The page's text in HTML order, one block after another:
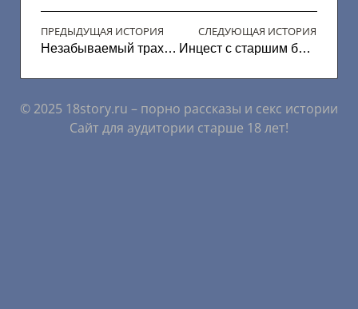
ПРЕДЫДУЩАЯ ИСТОРИЯ
Незабываемый трах в подсобке
СЛЕДУЮЩАЯ ИСТОРИЯ
Инцест с старшим братом (Часть 2)
© 2025 18story.ru – порно рассказы и секс истории
Сайт для аудитории старше 18 лет!